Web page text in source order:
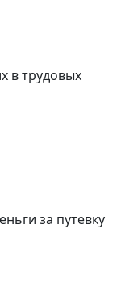
в трудовых
за путевку